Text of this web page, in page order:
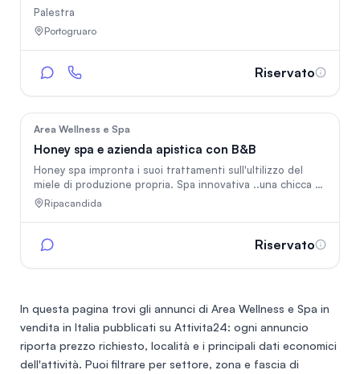
Palestra
Portogruaro
Riservato
Area Wellness e Spa
Honey spa e azienda apistica con B&B
Honey spa impronta i suoi trattamenti sull'ultilizzo del
miele di produzione propria. Spa innovativa ..una chicca ai
piedi del monte vulture!
Ripacandida
Riservato
In questa pagina trovi gli annunci di Area Wellness e Spa in
vendita in Italia pubblicati su Attivita24: ogni annuncio
riporta prezzo richiesto, località e i principali dati economici
dell'attività. Puoi filtrare per settore, zona e fascia di